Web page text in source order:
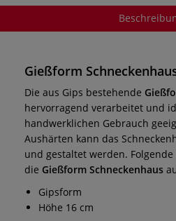
Gießform
Die aus Gips bestehende
hervorragend verarbeitet und
handwerklichen Gebrauch
Aushärten kann das
und gestaltet werden.
die Gießform Schneckenhaus
Gipsform
Höhe 16 cm